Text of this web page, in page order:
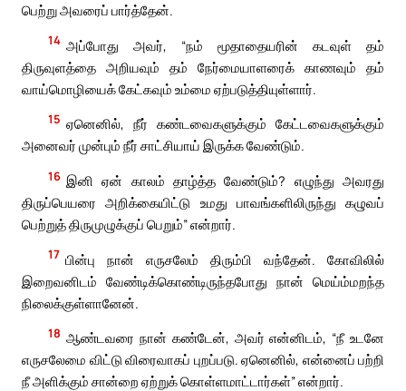
பெற்று அவரைப் பார்த்தேன்.
14 அப்போது அவர், “நம் மூதாதையரின் கடவுள் தம்
திருவுளத்தை அறியவும் தம் நேர்மையாளரைக் காணவும் தம்
வாய்மொழியைக் கேட்கவும் உம்மை ஏற்படுத்தியுள்ளார்.
15 ஏனெனில், நீர் கண்டவைகளுக்கும் கேட்டவைகளுக்கும்
அனைவர் முன்பும் நீர் சாட்சியாய் இருக்க வேண்டும்.
16 இனி ஏன் காலம் தாழ்த்த வேண்டும்? எழுந்து அவரது
திருப்பெயரை அறிக்கையிட்டு உமது பாவங்களிலிருந்து கழுவப்
பெற்றுத் திருமுழுக்குப் பெறும்” என்றார்.
17 பின்பு நான் எருசலேம் திரும்பி வந்தேன். கோவிலில்
இறைவனிடம் வேண்டிக்கொண்டிருந்தபோது நான் மெய்ம்மறந்த
நிலைக்குள்ளானேன்.
18 ஆண்டவரை நான் கண்டேன், அவர் என்னிடம், “நீ உடனே
எருசலேமை விட்டு விரைவாகப் புறப்படு. ஏனெனில், என்னைப் பற்றி
நீ அளிக்கும் சான்றை ஏற்றுக் கொள்ளமாட்டார்கள்” என்றார்.